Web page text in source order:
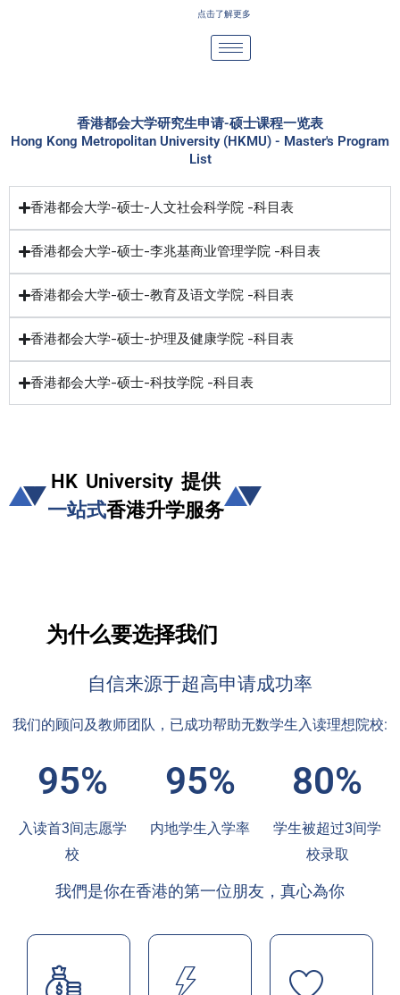
点击了解更多
香港都会大学研究生申请-硕士课程一览表
Hong Kong Metropolitan University (HKMU) - Master's Program
List
香港都会大学-硕士-人文社会科学院 -科目表
香港都会大学-硕士-李兆基商业管理学院 -科目表
香港都会大学-硕士-教育及语文学院 -科目表
香港都会大学-硕士-护理及健康学院 -科目表
香港都会大学-硕士-科技学院 -科目表
HK University 提供
一站式香港升学服务
为什么要选择我们
自信来源于超高申请成功率
我们的顾问及教师团队，已成功帮助无数学生入读理想院校:
95%
入读首3间志愿学
校
95%
内地学生入学率
80%
学生被超过3间学
校录取
我們是你在香港的第一位朋友，真心為你